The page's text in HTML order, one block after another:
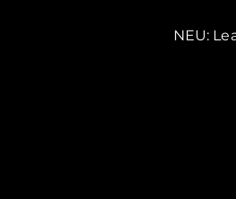
NEU: